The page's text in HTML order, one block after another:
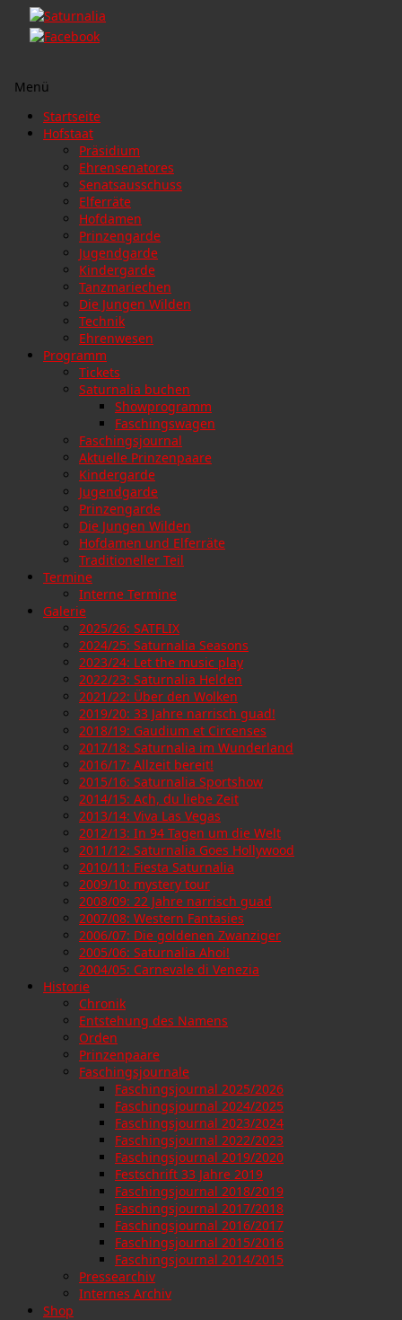
Menü
Zum
Inhalt
Startseite
Hofstaat
Präsidium
Ehrensenatores
Senatsausschuss
Elferräte
Hofdamen
Prinzengarde
Jugendgarde
Kindergarde
Tanzmariechen
Die Jungen Wilden
Technik
Ehrenwesen
Programm
Tickets
Saturnalia buchen
Showprogramm
Faschingswagen
Faschingsjournal
Aktuelle Prinzenpaare
Kindergarde
Jugendgarde
Prinzengarde
Die Jungen Wilden
Hofdamen und Elferräte
Traditioneller Teil
Termine
Interne Termine
Galerie
2025/26: SATFLIX
2024/25: Saturnalia Seasons
2023/24: Let the music play
2022/23: Saturnalia Helden
2021/22: Über den Wolken
2019/20: 33 Jahre narrisch guad!
2018/19: Gaudium et Circenses
2017/18: Saturnalia im Wunderland
2016/17: Allzeit bereit!
2015/16: Saturnalia Sportshow
2014/15: Ach, du liebe Zeit
2013/14: Viva Las Vegas
2012/13: In 94 Tagen um die Welt
2011/12: Saturnalia Goes Hollywood
2010/11: Fiesta Saturnalia
2009/10: mystery tour
2008/09: 22 Jahre narrisch guad
2007/08: Western Fantasies
2006/07: Die goldenen Zwanziger
2005/06: Saturnalia Ahoi!
2004/05: Carnevale di Venezia
Historie
Chronik
Entstehung des Namens
Orden
Prinzenpaare
Faschingsjournale
Faschingsjournal 2025/2026
Faschingsjournal 2024/2025
Faschingsjournal 2023/2024
Faschingsjournal 2022/2023
Faschingsjournal 2019/2020
Festschrift 33 Jahre 2019
Faschingsjournal 2018/2019
Faschingsjournal 2017/2018
Faschingsjournal 2016/2017
Faschingsjournal 2015/2016
Faschingsjournal 2014/2015
Pressearchiv
Internes Archiv
Shop